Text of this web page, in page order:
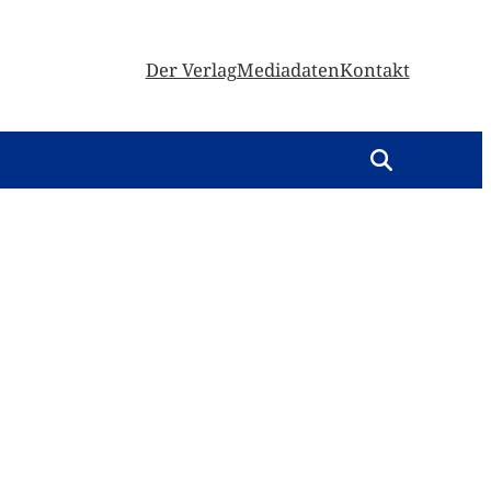
Der VerlagMediadatenKontakt